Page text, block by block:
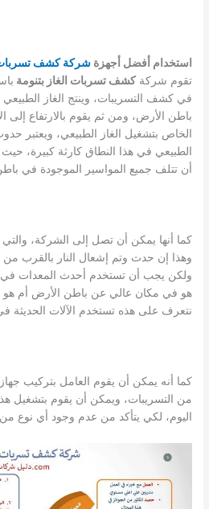
استخدام أفضل أجهزةشركة كشف تسربات
تقوم شركةكشف تسربات الغاز بتنومة
في كشف التسريبات، وينتج الغاز
باطن الأرض، ومن ثم يقوم بالارتفاع
الخاص بتشغيل الغاز الطبيعي، ويعتبر
الطبيعي في هذا النطاق كارثة كبيرة،
أن تتلف جميع المواسير الموجودة في
كما أنها يمكن أن تصل إلى الشركة،
وهذا إن حدث وتم إشعال النار بالقرب من
ولكن يجب أن تستخدم أحدث المعدات
هو في مكان عالي عن باطن الأرض أم
نتعرف على هذه تستخدم الآلات الحديثة
كما أنه يمكن أن يقوم العامل بتركيب
من التسريبات، ويمكن أن يقوم بتشغيل
اليوم، لكي يتأكد من عدم وجود أي نوع من